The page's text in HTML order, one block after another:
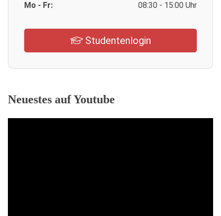
Mo - Fr: 08:30 - 15:00 Uhr
Studentenlogin
Neuestes auf Youtube